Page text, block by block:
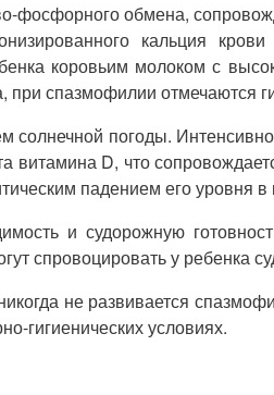
обмена,
кальция
коровьим молоком с
спазмофилии отмечаются
погоды.
витамина D, что
падением его уровня
и судорожную
спровоцировать у ребенка
не развивается
гигиенических условиях.